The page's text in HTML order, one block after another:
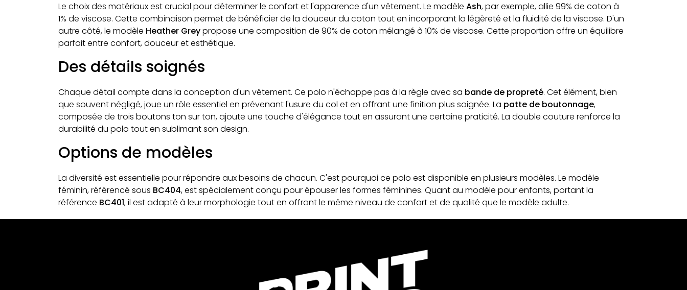
Le choix des matériaux est crucial pour déterminer le confort et l'apparence d'un vêtement. Le modèle Ash, par exemple, allie 99% de coton à
1% de viscose. Cette combinaison permet de bénéficier de la douceur du coton tout en incorporant la légèreté et la fluidité de la viscose. D'un
autre côté, le modèle Heather Greypropose une composition de 90% de coton mélangé à 10% de viscose. Cette proportion offre un équilibre
parfait entre confort, douceur et esthétique.
Des détails soignés
Chaque détail compte dans la conception d'un vêtement. Ce polo n'échappe pas à la règle avec sa bande de propreté. Cet élément, bien
que souvent négligé, joue un rôle essentiel en prévenant l'usure du col et en offrant une finition plus soignée. La patte de boutonnage,
composée de trois boutons ton sur ton, ajoute une touche d'élégance tout en assurant une certaine praticité. La double couture renforce la
durabilité du polo tout en sublimant son design.
Options de modèles
La diversité est essentielle pour répondre aux besoins de chacun. C'est pourquoi ce polo est disponible en plusieurs modèles. Le modèle
féminin, référencé sous BC404, est spécialement conçu pour épouser les formes féminines. Quant au modèle pour enfants, portant la
référence BC401, il est adapté à leur morphologie tout en offrant le même niveau de confort et de qualité que le modèle adulte.